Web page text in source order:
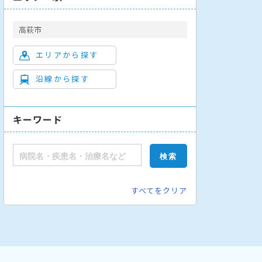
高萩市
エリアから探す
沿線から探す
キーワード
すべてをクリア